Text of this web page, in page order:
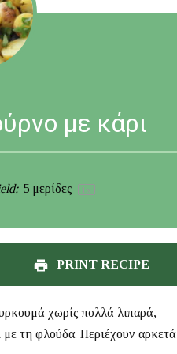
με κάρι
5 μερίδες 1 x
PRINT RECIPE
χωρίς πολλά λιπαρά,
με τη φλούδα. Περιέχουν αρκετά